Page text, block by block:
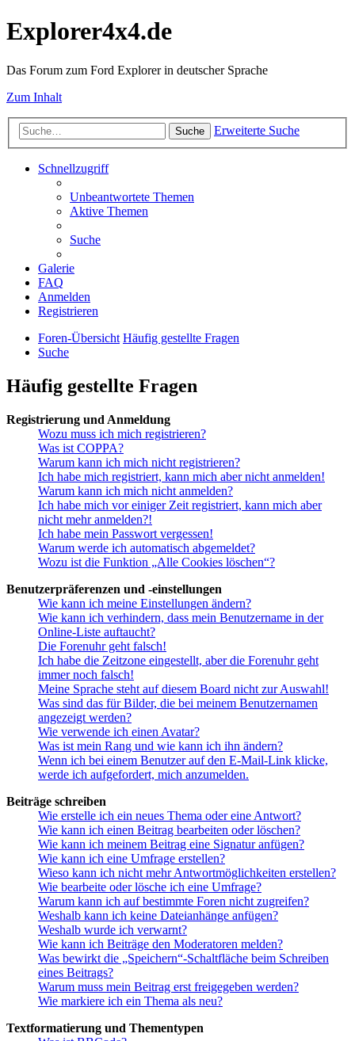
Explorer4x4.de
Das Forum zum Ford Explorer in deutscher Sprache
Zum Inhalt
Suche Erweiterte Suche
Schnellzugriff
Unbeantwortete Themen
Aktive Themen
Suche
Galerie
FAQ
Anmelden
Registrieren
Foren-Übersicht Häufig gestellte Fragen
Suche
Häufig gestellte Fragen
Registrierung und Anmeldung
Wozu muss ich mich registrieren?
Was ist COPPA?
Warum kann ich mich nicht registrieren?
Ich habe mich registriert, kann mich aber nicht anmelden!
Warum kann ich mich nicht anmelden?
Ich habe mich vor einiger Zeit registriert, kann mich aber
nicht mehr anmelden?!
Ich habe mein Passwort vergessen!
Warum werde ich automatisch abgemeldet?
Wozu ist die Funktion „Alle Cookies löschen“?
Benutzerpräferenzen und -einstellungen
Wie kann ich meine Einstellungen ändern?
Wie kann ich verhindern, dass mein Benutzername in der
Online-Liste auftaucht?
Die Forenuhr geht falsch!
Ich habe die Zeitzone eingestellt, aber die Forenuhr geht
immer noch falsch!
Meine Sprache steht auf diesem Board nicht zur Auswahl!
Was sind das für Bilder, die bei meinem Benutzernamen
angezeigt werden?
Wie verwende ich einen Avatar?
Was ist mein Rang und wie kann ich ihn ändern?
Wenn ich bei einem Benutzer auf den E-Mail-Link klicke,
werde ich aufgefordert, mich anzumelden.
Beiträge schreiben
Wie erstelle ich ein neues Thema oder eine Antwort?
Wie kann ich einen Beitrag bearbeiten oder löschen?
Wie kann ich meinem Beitrag eine Signatur anfügen?
Wie kann ich eine Umfrage erstellen?
Wieso kann ich nicht mehr Antwortmöglichkeiten erstellen?
Wie bearbeite oder lösche ich eine Umfrage?
Warum kann ich auf bestimmte Foren nicht zugreifen?
Weshalb kann ich keine Dateianhänge anfügen?
Weshalb wurde ich verwarnt?
Wie kann ich Beiträge den Moderatoren melden?
Was bewirkt die „Speichern“-Schaltfläche beim Schreiben
eines Beitrags?
Warum muss mein Beitrag erst freigegeben werden?
Wie markiere ich ein Thema als neu?
Textformatierung und Thementypen